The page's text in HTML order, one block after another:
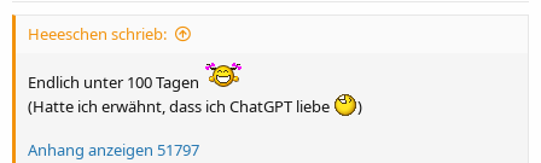
Heeeschen schrieb:
Endlich unter 100 Tagen
(Hatte ich erwähnt, dass ich ChatGPT liebe
)
Anhang anzeigen 51797